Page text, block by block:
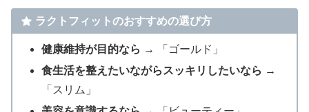
ラクトフィットのおすすめの選び方
健康維持が目的なら → 「ゴールド」
食生活を整えたいながらスッキリしたいなら →
「スリム」